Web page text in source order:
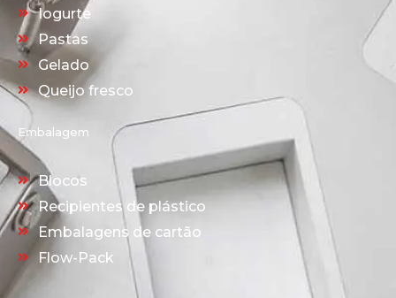
Iogurte
Pastas
Gelado
Queijo fresco
Embalagem
Blocos
Recipientes de plástico
Embalagens de cartão
Flow-Pack